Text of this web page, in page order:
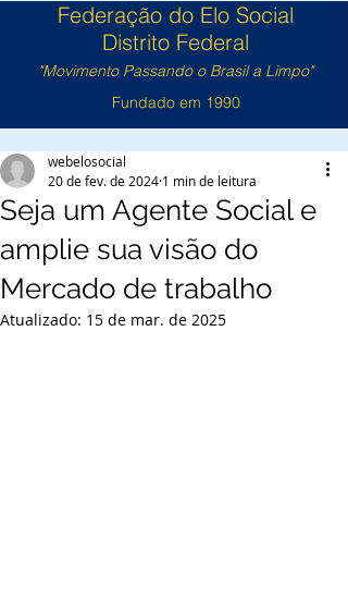
Federação do Elo Social
Distrito Federal
"Movimento Passando o Brasil a Limpo"
Fundado em 1990
Seja um Agente Social e
amplie sua visão do
Mercado de trabalho
webelosocial
20 de fev. de 2024 1 min de leitura
Atualizado: 15 de mar. de 2025